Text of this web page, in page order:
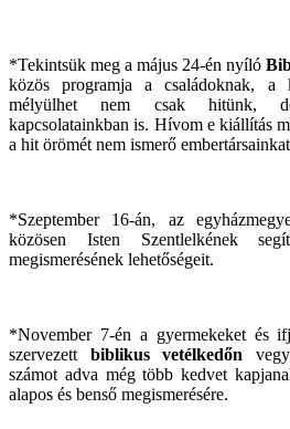
*Tekintsük meg a május 24-én nyíló
közös programja a családoknak, a
mélyülhet nem csak hitünk,
kapcsolatainkban is. Hívom e kiállítás
a hit örömét nem ismerő
*Szeptember 16-án, az
közösen Isten Szentlelkének
megismerésének lehetőségeit.
*November 7-én a gyermekeket és
szervezett biblikus vetélkedőn
számot adva még több kedvet
alapos és benső megismerésére.